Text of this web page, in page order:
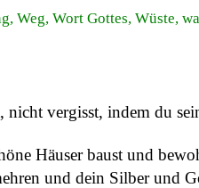
Weg, Wort Gottes, Wüste,
vergisst, indem du
Häuser baust und
und dein Silber und